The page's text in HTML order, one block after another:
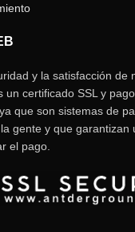
y la satisfacción de
un certificado SSL y
que son sistemas de
gente y que garantizan
el pago.